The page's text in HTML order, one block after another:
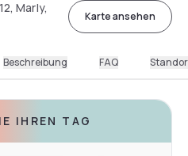
Marly,
Karte ansehen
Beschreibung FAQ
IHREN TAG